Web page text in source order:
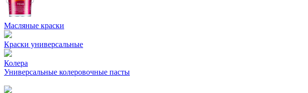
Масляные краски
Краски универсальные
Колера
Универсальные колеровочные пасты